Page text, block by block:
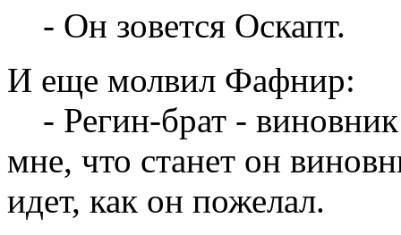
- Он зовется Оскапт.
И еще молвил Фафнир:
- Регин-брат - виновник
мне, что станет он
идет, как он пожелал.